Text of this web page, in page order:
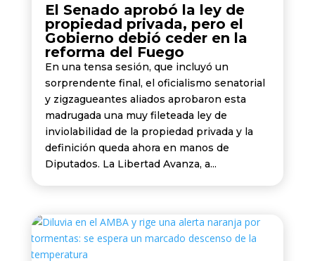
El Senado aprobó la ley de
propiedad privada, pero el
Gobierno debió ceder en la
reforma del Fuego
En una tensa sesión, que incluyó un
sorprendente final, el oficialismo senatorial
y zigzagueantes aliados aprobaron esta
madrugada una muy fileteada ley de
inviolabilidad de la propiedad privada y la
definición queda ahora en manos de
Diputados. La Libertad Avanza, a...